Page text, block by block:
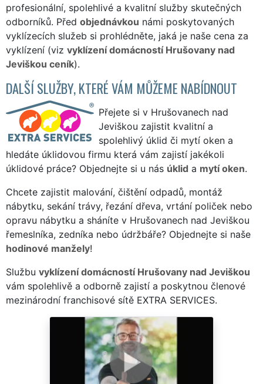
profesionální, spolehlivé a kvalitní služby skutečných
odborníků. Před objednávkou námi poskytovaných
vyklízecích služeb si prohlédněte, jaká je naše cena za
vyklízení (viz vyklízení domácností Hrušovany nad
Jeviškou ceník).
DALŠÍ SLUŽBY, KTERÉ VÁM MŮŽEME NABÍDNOUT
Přejete si v Hrušovanech nad
Jeviškou zajistit kvalitní a
spolehlivý úklid či mytí oken a
hledáte úklidovou firmu která vám zajistí jakékoli
úklidové práce? Objednejte si u nás úklid a mytí oken.
Chcete zajistit malování, čištění odpadů, montáž
nábytku, sekání trávy, řezání dřeva, vrtání poliček nebo
opravu nábytku a sháníte v Hrušovanech nad Jeviškou
řemeslníka, zedníka nebo údržbáře? Objednejte si naše
hodinové manžely!
Službu vyklízení domácností Hrušovany nad Jeviškou
vám spolehlivě a odborně zajistí a poskytnou členové
mezinárodní franchisové sítě EXTRA SERVICES.